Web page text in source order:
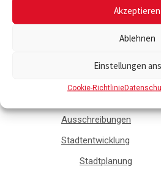
Akzeptieren
Ablehnen
Einstellungen
Cookie-Richtlinie
Bürgerservice
Ausschreibungen
Stadtentwicklung
Stadtplanung